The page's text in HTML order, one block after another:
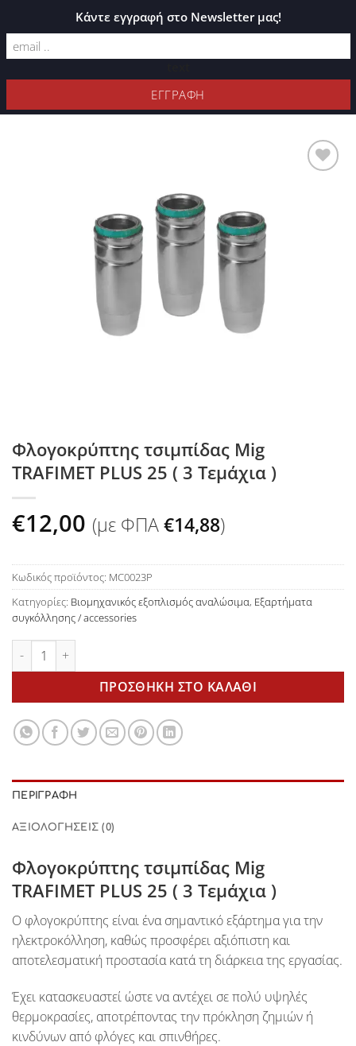
ΚΑΤΆΛΟΓΟΣ PLEXIGLASS
ΦΊΛΤΡΑ
Φλογοκρύπτης τσιμπίδας Mig
TRAFIMET PLUS 25 ( 3 Τεμάχια )
€12,00 (με ΦΠΑ€14,88)
Κωδικός προϊόντος: MC0023P
Κατηγορίες: Βιομηχανικός εξοπλισμός αναλώσιμα, Εξαρτήματα
συγκόλλησης / accessories
Φλογοκρύπτης τσιμπίδας Mig TRAFIMET PLUS 25 ( 3 Τεμάχια
ΠΡΟΣΘΉΚΗ ΣΤΟ ΚΑΛΆΘΙ
ΠΕΡΙΓΡΑΦΉ
ΑΞΙΟΛΟΓΉΣΕΙΣ (0)
Φλογοκρύπτης τσιμπίδας Mig
TRAFIMET PLUS 25 ( 3 Τεμάχια )
Ο φλογοκρύπτης είναι ένα σημαντικό εξάρτημα για την
ηλεκτροκόλληση, καθώς προσφέρει αξιόπιστη και
αποτελεσματική προστασία κατά τη διάρκεια της εργασίας.
Έχει κατασκευαστεί ώστε να αντέχει σε πολύ υψηλές
θερμοκρασίες, αποτρέποντας την πρόκληση ζημιών ή
κινδύνων από φλόγες και σπινθήρες.
Κάντε εγγραφή στο Newsletter μας!